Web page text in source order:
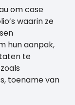
om case
waarin ze
hun aanpak,
te
toename van